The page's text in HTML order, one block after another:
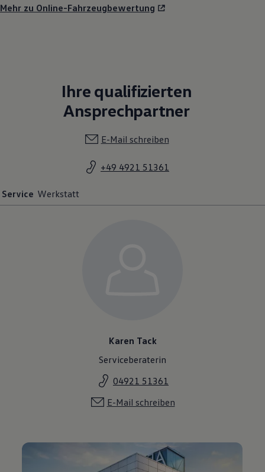
Mehr zu Online-Fahrzeugbewertung
Ihre qualifizierten
Ansprechpartner
E-Mail schreiben
+49 4921 51361
Service Werkstatt
Karen Tack
Serviceberaterin
04921 51361
E-Mail schreiben